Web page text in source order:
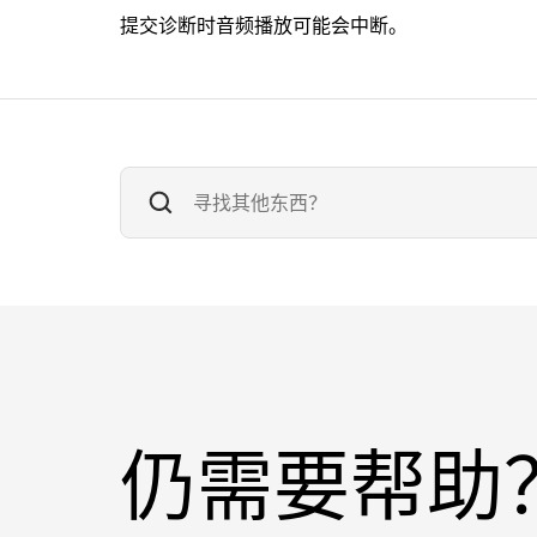
提交诊断时音频播放可能会中断。
仍需要帮助